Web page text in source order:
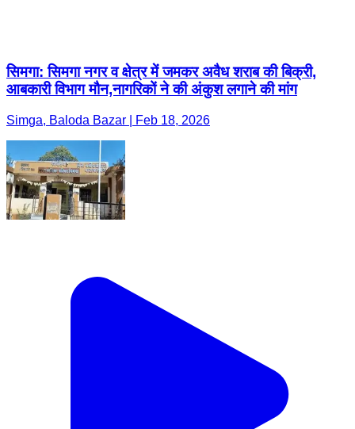
सिमगा: सिमगा नगर व क्षेत्र में जमकर अवैध शराब की बिक्री,
आबकारी विभाग मौन,नागरिकों ने की अंकुश लगाने की मांग
Simga, Baloda Bazar | Feb 18, 2026